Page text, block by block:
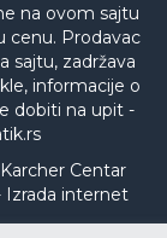
na ovom sajtu
cenu. Prodavac
sajtu, zadržava
informacije o
dobiti na upit -
Centar
Izrada internet